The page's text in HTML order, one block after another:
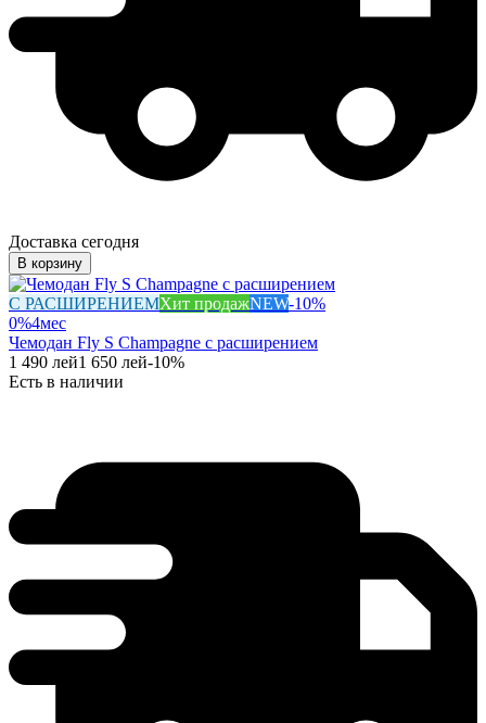
Доставка сегодня
В корзину
С РАСШИРЕНИЕМХит продажNEW-10%
0%4мес
Чемодан Fly S Champagne с расширением
1 490 лей1 650 лей-10%
Есть в наличии